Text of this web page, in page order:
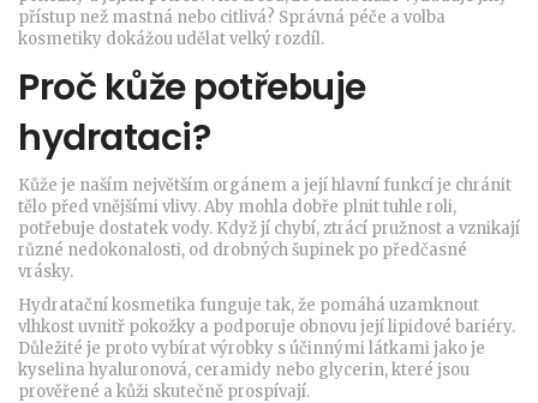
přístup než mastná nebo citlivá? Správná péče a volba
kosmetiky dokážou udělat velký rozdíl.
Proč kůže potřebuje
hydrataci?
Kůže je naším největším orgánem a její hlavní funkcí je chránit
tělo před vnějšími vlivy. Aby mohla dobře plnit tuhle roli,
potřebuje dostatek vody. Když jí chybí, ztrácí pružnost a vznikají
různé nedokonalosti, od drobných šupinek po předčasné
vrásky.
Hydratační kosmetika funguje tak, že pomáhá uzamknout
vlhkost uvnitř pokožky a podporuje obnovu její lipidové bariéry.
Důležité je proto vybírat výrobky s účinnými látkami jako je
kyselina hyaluronová, ceramidy nebo glycerin, které jsou
prověřené a kůži skutečně prospívají.